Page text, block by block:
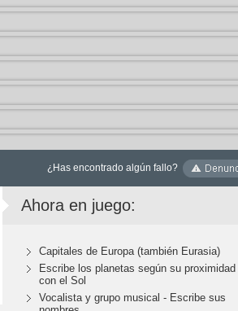
¿Has encontrado algún fallo?
Ahora en juego:
Capitales de Europa (también Eurasia)
Escribe los planetas según su proximidad
con el Sol
Vocalista y grupo musical - Escribe sus